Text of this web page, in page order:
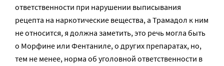
ответственности при нарушении выписывания
рецепта на наркотические вещества, а Трамадол к ним
не относится, я должна заметить, это речь могла быть
о Морфине или Фентаниле, о других препаратах, но,
тем не менее, норма об уголовной ответственности в